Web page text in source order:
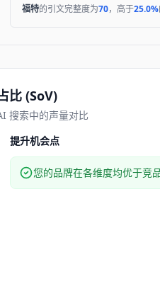
福特的引文完整度为70，高于25.0%
比 (SoV)
搜索中的声量对比
提升机会点
您的品牌在各维度均优于竞